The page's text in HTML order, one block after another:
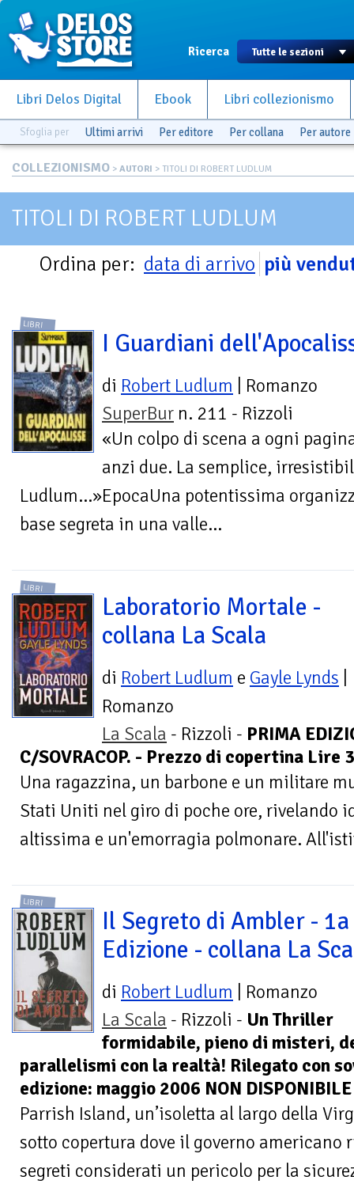
Ricerca
Libri Delos Digital Ebook Libri collezionismo
Sfoglia per Ultimi arrivi Per editore Per collana Per autore
COLLEZIONISMO > AUTORI > TITOLI DI ROBERT LUDLUM
TITOLI DI ROBERT LUDLUM
Ordina per: data di arrivo più
LIBRI
I Guardiani
di Robert Ludlum | Romanzo
SuperBur n. 211 - Rizzoli
«Un colpo di scena a ogni
anzi due. La semplice,
Ludlum...»EpocaUna potentissima
base segreta in una valle...
LIBRI
Laboratorio Mortale -
collana La Scala
di Robert Ludlum e Gayle Lynds
Romanzo
La Scala - Rizzoli - PRIMA
C/SOVRACOP. - Prezzo di copertina Lire
Una ragazzina, un barbone e un militare
Stati Uniti nel giro di poche ore, rivelando
altissima e un'emorragia polmonare.
LIBRI
Il Segreto di Ambler - 1a
Edizione - collana La
di Robert Ludlum | Romanzo
La Scala - Rizzoli - Un Thriller
formidabile, pieno di misteri,
parallelismi con la realtà! Rilegato con
edizione: maggio 2006 NON
Parrish Island, un’isoletta al largo della
sotto copertura dove il governo americano
segreti considerati un pericolo per la